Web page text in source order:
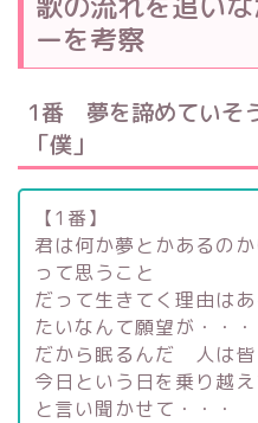
ーを考察
1番 夢を諦めていそ
「僕」
【1番】
君は何か夢とかあるの
って思うこと
だって生きてく理由は
たいなんて願望が・・・
だから眠るんだ 人は
今日という日を乗り越
と言い聞かせて・・・